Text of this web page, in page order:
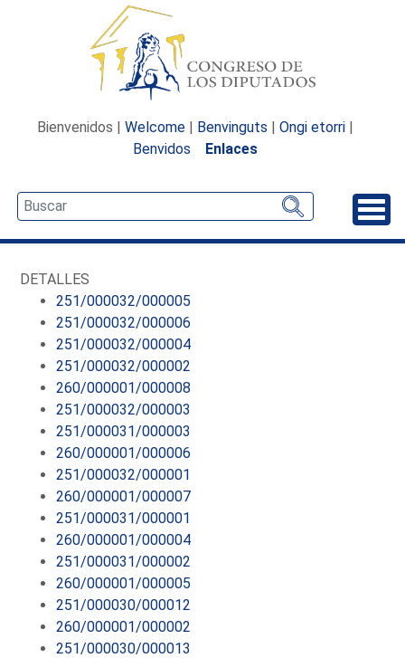
Bienvenidos | Welcome | Benvinguts | Ongi etorri |
Benvidos
Enlaces
DETALLES
251/000032/000005
251/000032/000006
251/000032/000004
251/000032/000002
260/000001/000008
251/000032/000003
251/000031/000003
260/000001/000006
251/000032/000001
260/000001/000007
251/000031/000001
260/000001/000004
251/000031/000002
260/000001/000005
251/000030/000012
260/000001/000002
251/000030/000013